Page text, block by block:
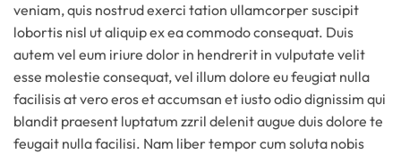
veniam, quis nostrud exerci tation ullamcorper suscipit
lobortis nisl ut aliquip ex ea commodo consequat. Duis
autem vel eum iriure dolor in hendrerit in vulputate velit
esse molestie consequat, vel illum dolore eu feugiat nulla
facilisis at vero eros et accumsan et iusto odio dignissim qui
blandit praesent luptatum zzril delenit augue duis dolore te
feugait nulla facilisi. Nam liber tempor cum soluta nobis